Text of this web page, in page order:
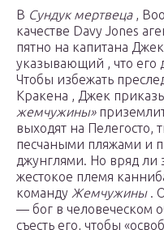
В Сундук мертвеца,
качестве Davy Jones
пятно на капитана
указывающий , что его
Чтобы избежать
Кракена , Джек
жемчужины»
выходят на Пелегосто,
песчаными пляжами и
джунглями. Но вряд ли
жестокое племя
команду Жемчужины.
— бог в человеческом
съесть его, чтобы